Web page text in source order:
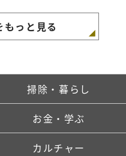
もっと見る
掃除・暮らし
お金・学ぶ
カルチャー